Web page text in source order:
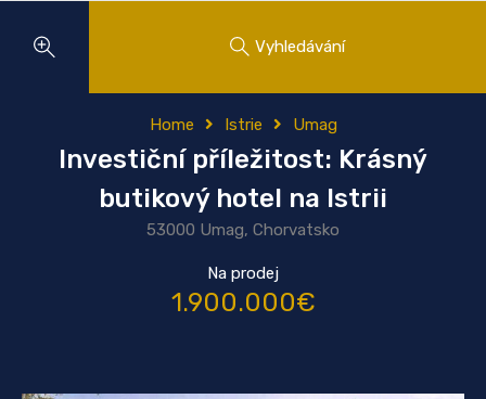
Vyhledávání
Home Istrie Umag
Investiční příležitost: Krásný
butikový hotel na Istrii
53000 Umag, Chorvatsko
Na prodej
1.900.000€